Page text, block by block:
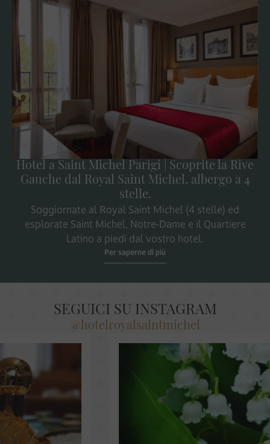
Hotel a Saint Michel Parigi | Scoprite la Rive
Gauche dal Royal Saint Michel, albergo a 4
stelle.
Soggiornate al Royal Saint Michel (4 stelle) ed
esplorate Saint Michel, Notre-Dame e il Quartiere
Latino a piedi dal vostro hotel.
Per saperne di più
SEGUICI SU INSTAGRAM
@hotelroyalsaintmichel